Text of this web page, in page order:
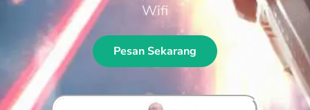
Wifi
Pesan Sekarang